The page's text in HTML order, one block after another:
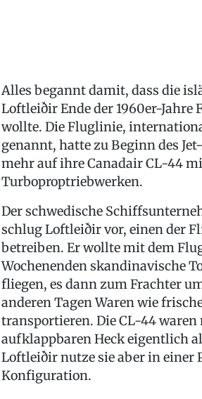
Alles begannt damit, dass die
Loftleiðir Ende der 1960er-Jahre
wollte. Die Fluglinie,
genannt, hatte zu Beginn des
mehr auf ihre Canadair CL-44
Turboproptriebwerken.
Der schwedische
schlug Loftleiðir vor, einen der
betreiben. Er wollte mit dem
Wochenenden skandinavische
fliegen, es dann zum Frachter
anderen Tagen Waren wie
transportieren. Die CL-44
aufklappbaren Heck eigentlich
Loftleiðir nutze sie aber in einer
Konfiguration.